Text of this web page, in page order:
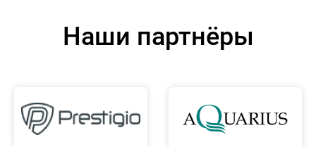
Наши партнёры